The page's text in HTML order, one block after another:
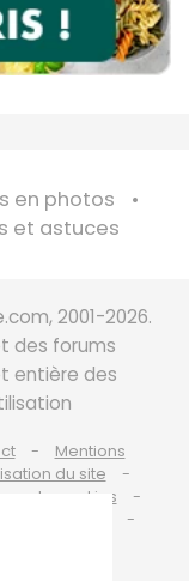
en photos
et astuces
2001-2026.
des forums
entière des
Mentions
du site
de cookies